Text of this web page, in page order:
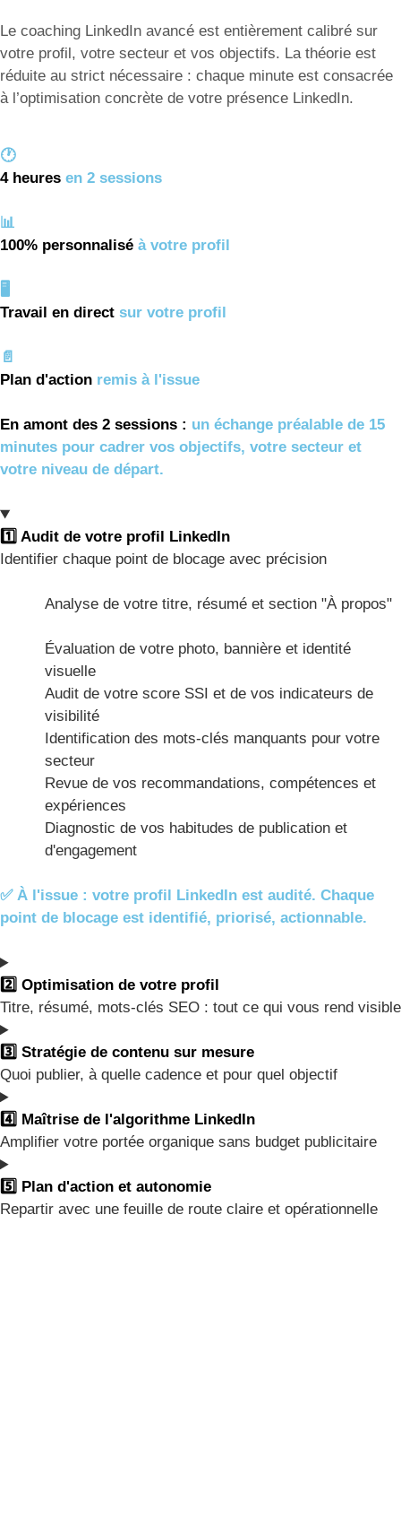
Le coaching LinkedIn avancé est entièrement calibré sur
votre profil, votre secteur et vos objectifs. La théorie est
réduite au strict nécessaire : chaque minute est consacrée
à l’optimisation concrète de votre présence LinkedIn.
🕐
4 heures en 2 sessions
📊
100% personnalisé à votre profil
🖥️
Travail en direct sur votre profil
📄
Plan d'action remis à l'issue
En amont des 2 sessions : un échange préalable de 15
minutes pour cadrer vos objectifs, votre secteur et
votre niveau de départ.
1️⃣ Audit de votre profil LinkedIn
Identifier chaque point de blocage avec précision
Analyse de votre titre, résumé et section "À propos"
Évaluation de votre photo, bannière et identité
visuelle
Audit de votre score SSI et de vos indicateurs de
visibilité
Identification des mots-clés manquants pour votre
secteur
Revue de vos recommandations, compétences et
expériences
Diagnostic de vos habitudes de publication et
d'engagement
✅ À l'issue : votre profil LinkedIn est audité. Chaque
point de blocage est identifié, priorisé, actionnable.
2️⃣ Optimisation de votre profil
Titre, résumé, mots-clés SEO : tout ce qui vous rend visible
3️⃣ Stratégie de contenu sur mesure
Quoi publier, à quelle cadence et pour quel objectif
4️⃣ Maîtrise de l'algorithme LinkedIn
Amplifier votre portée organique sans budget publicitaire
5️⃣ Plan d'action et autonomie
Repartir avec une feuille de route claire et opérationnelle